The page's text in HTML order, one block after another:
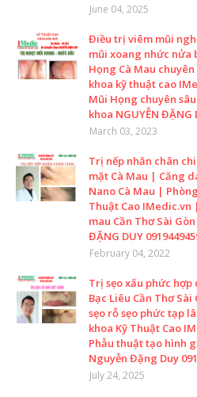
June 04, 2025
Điều trị viêm mũi
mũi xoang nhức nửa
Họng Cà Mau
khoa kỹ thuật cao
Mũi Họng chuyên sâu
khoa NGUYỄN ĐẶNG
March 03, 2023
Trị nếp nhăn chân
mặt Cà Mau | Căng
Nano Cà Mau |
Thuật Cao IMedic.vn
mau Cần Thơ Sài
ĐẶNG DUY
February 04, 2022
Trị sẹo xấu phức hợp
Bạc Liêu Cần Thơ
sẹo rỗ sẹo phức tạp
khoa Kỹ Thuật Cao
Phẫu thuật tạo hình
Nguyễn Đặng Duy
July 24, 2025